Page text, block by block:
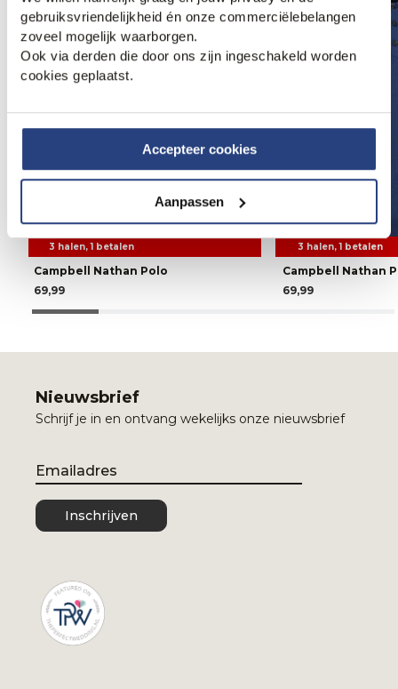
gebruiksvriendelijkheid én onze commerciëlebelangen
zoveel mogelijk waarborgen.
Ook via derden die door ons zijn ingeschakeld worden
cookies geplaatst.
Accepteer cookies
Aanpassen
3 halen, 1 betalen
Campbell Nathan Polo
69,99
3 halen, 1 betalen
Campbell Nathan
69,99
Nieuwsbrief
Schrijf je in en ontvang wekelijks onze nieuwsbrief
Email
Inschrijven